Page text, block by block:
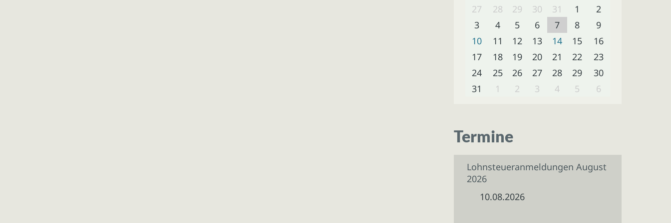
27 28 29 30 31 1
2
3
4 5 6 7 8
9
10
11 12 13 14 15
16
17
18 19 20 21 22
23
24
25 26 27 28 29
30
31
1 2 3 4 5 6
Termine
Lohnsteueranmeldungen August
2026
10.08.2026